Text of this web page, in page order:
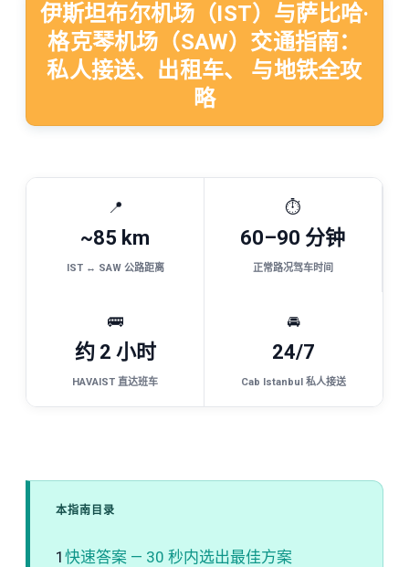
伊斯坦布尔机场（IST）与萨比哈·
格克琴机场（SAW）交通指南：
私人接送、出租车、 与地铁全攻
略
📍
~85 km
IST ↔ SAW 公路距离
⏱
60–90 分钟
正常路况驾车时间
🚌
约 2 小时
HAVAIST 直达班车
🚘
24/7
Cab Istanbul 私人接送
本指南目录
1快速答案 — 30 秒内选出最佳方案